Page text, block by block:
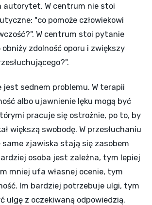
autorytet. W centrum nie stoi
"co pomoże człowiekowi
W centrum stoi pytanie
zdolność oporu i zwiększy
jest sednem problemu. W terapii
albo ujawnienie lęku mogą być
pracuje się ostrożnie, po to, by
większą swobodę. W przesłuchaniu
zjawiska stają się zasobem
osoba jest zależna, tym lepiej
mniej ufa własnej ocenie, tym
Im bardziej potrzebuje ulgi, tym
ulgę z oczekiwaną odpowiedzią.